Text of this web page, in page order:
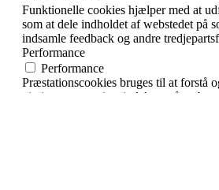
Funktionelle cookies hjælper med at
som at dele indholdet af webstedet på
indsamle feedback og andre
Performance
Performance
Præstationscookies bruges til at forstå
vigtigste præstationsindekser på